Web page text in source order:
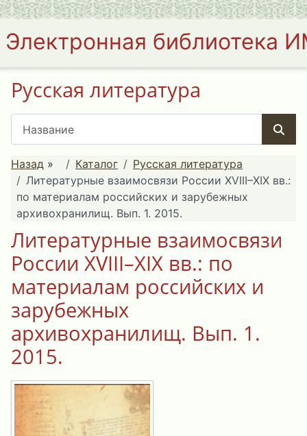
Электронная библиотека
Русская литература
Назад » Каталог
Русская литература
Литературные взаимосвязи России XVIII–XIX вв.:
по материалам российских и зарубежных
архивохранилищ. Вып. 1. 2015.
Литературные взаимосвязи
России XVIII–XIX вв.: по
материалам российских и
зарубежных
архивохранилищ. Вып. 1.
2015.